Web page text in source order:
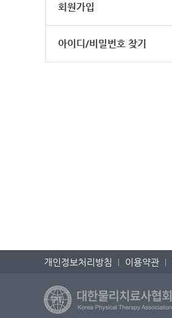
회원가입
아이디/비밀번호 찾기
개인정보처리방침 이용약관